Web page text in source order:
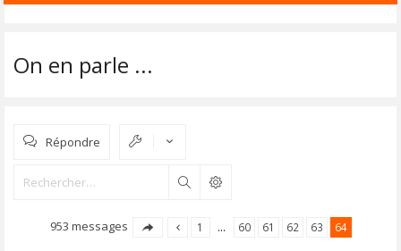
On en parle ...
Répondre
Rechercher
953 messages 1 … 60 61 62 63 64